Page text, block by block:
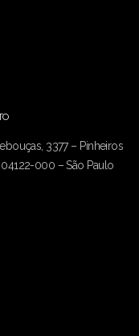
3377 – Pinheiros
04122-000 – São Paulo